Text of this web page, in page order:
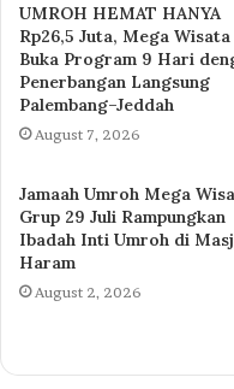
UMROH HEMAT HANYA
Rp26,5 Juta, Mega Wisata
Buka Program 9 Hari
Penerbangan Langsung
Palembang–Jeddah
August 7, 2026
Jamaah Umroh Mega
Grup 29 Juli Rampungkan
Ibadah Inti Umroh di
Haram
August 2, 2026